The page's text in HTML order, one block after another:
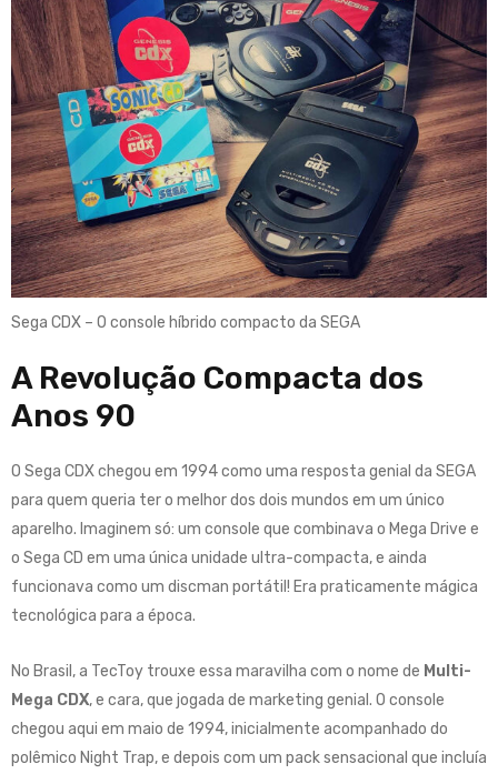
Sega CDX – O console híbrido compacto da SEGA
A Revolução Compacta dos
Anos 90
O Sega CDX chegou em 1994 como uma resposta genial da SEGA
para quem queria ter o melhor dos dois mundos em um único
aparelho. Imaginem só: um console que combinava o Mega Drive e
o Sega CD em uma única unidade ultra-compacta, e ainda
funcionava como um discman portátil! Era praticamente mágica
tecnológica para a época.
No Brasil, a TecToy trouxe essa maravilha com o nome de Multi-
Mega CDX, e cara, que jogada de marketing genial . O console
chegou aqui em maio de 1994, inicialmente acompanhado do
polêmico Night Trap, e depois com um pack sensacional que incluía